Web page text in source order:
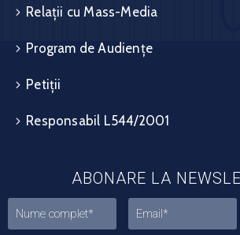
Relații cu Mass-Media
Program de Audiențe
Petiții
Responsabil L544/2001
ABONARE LA